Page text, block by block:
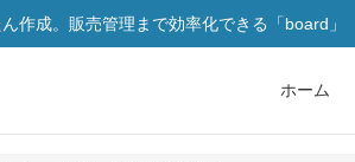
作成。販売管理まで効率化できる「board」
ホーム